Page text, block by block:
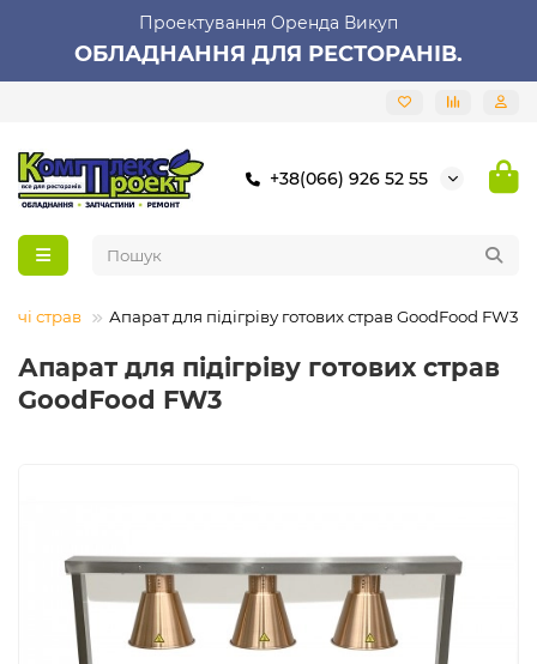
Проектування Оренда Викуп
ОБЛАДНАННЯ ДЛЯ РЕСТОРАНІВ.
+38(066) 926 52 55
страв Апарат для підігріву готових страв GoodFood FW3
Апарат для підігріву готових страв
GoodFood FW3